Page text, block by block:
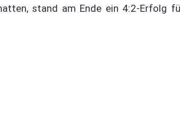
stand am Ende ein 4:2-Erfolg